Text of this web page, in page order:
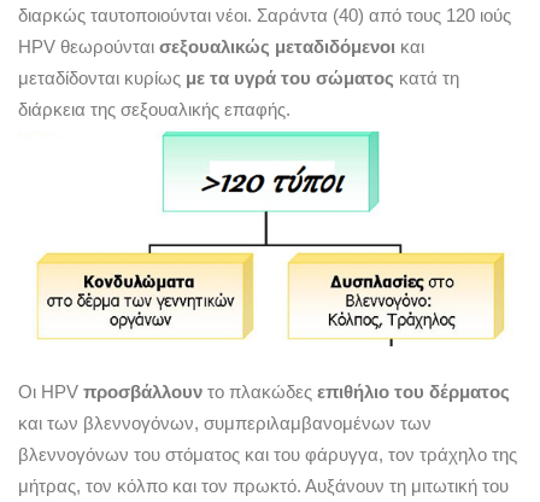
διαρκώς ταυτοποιούνται νέοι. Σαράντα (40) από τους 120 ιούς
HPV θεωρούνται σεξουαλικώς μεταδιδόμενοι και
μεταδίδονται κυρίως με τα υγρά του σώματος κατά τη
διάρκεια της σεξουαλικής επαφής.
Οι HPV προσβάλλουν το πλακώδες επιθήλιο του δέρματος
και των βλεννογόνων, συμπεριλαμβανομένων των
βλεννογόνων του στόματος και του φάρυγγα, τον τράχηλο της
μήτρας, τον κόλπο και τον πρωκτό. Αυξάνουν τη μιτωτική του